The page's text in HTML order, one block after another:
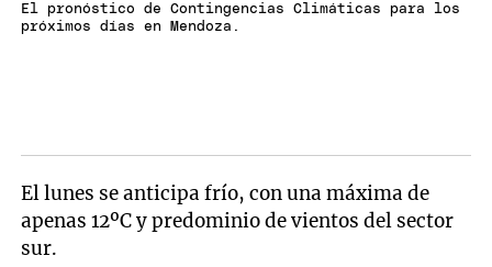
El pronóstico de Contingencias Climáticas para los
próximos días en Mendoza.
El lunes se anticipa frío, con una máxima de
apenas 12ºC y predominio de vientos del sector
sur.